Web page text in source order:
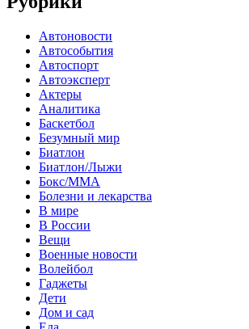
Автоновости
Автособытия
Автоспорт
Автоэксперт
Актеры
Аналитика
Баскетбол
Безумный мир
Биатлон
Биатлон/Лыжи
Бокс/MMA
Болезни и лекарства
В мире
В России
Вещи
Военные новости
Волейбол
Гаджеты
Дети
Дом и сад